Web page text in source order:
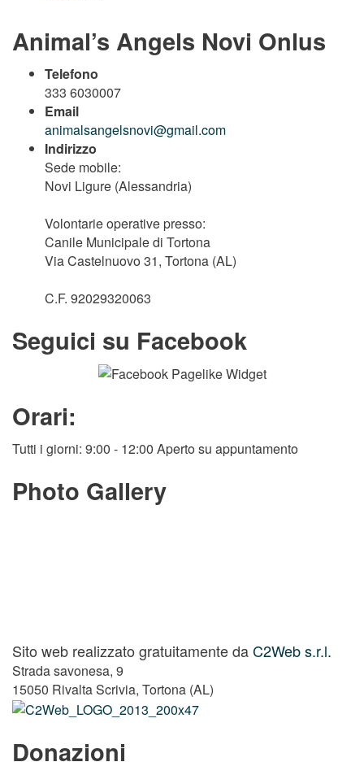
Animal’s Angels Novi Onlus
Telefono
333 6030007
Email
animalsangelsnovi@gmail.com
Indirizzo
Sede mobile:
Novi Ligure (Alessandria)
Volontarie operative presso:
Canile Municipale di Tortona
Via Castelnuovo 31, Tortona (AL)
C.F. 92029320063
Seguici su Facebook
Orari:
Tutti i giorni: 9:00 - 12:00 Aperto su appuntamento
Photo Gallery
Sito web realizzato gratuitamente daC2Web s.r.l.
Strada savonesa, 9
15050 Rivalta Scrivia, Tortona (AL)
Donazioni